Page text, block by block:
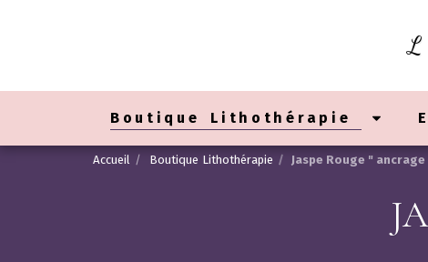
Boutique Lithothérapie
Accueil Boutique Lithothérapie Jaspe Rouge " ancrage